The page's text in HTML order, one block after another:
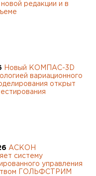
для заполнения.
на обработку
редакции и в
Новый КОМПАС-3D
вариационного
открыт
АСКОН
систему
управления
ГОЛЬФСТРИМ